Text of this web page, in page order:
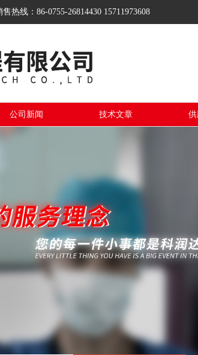
售热线：86-0755-26814430 15711973608
公司新闻 技术文章